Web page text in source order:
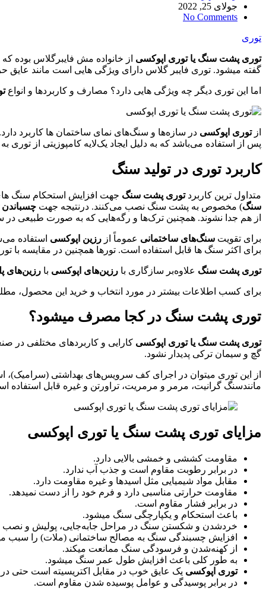
جولای 25, 2022
No Comments
توری
توری پشت سنگ یا توری اپوکسی از خانواده مش فایبرگلاس بوده
گفته میشود. توری فایبر گلاس دارای ویژگی هایی است مانند عایق
اما این توری دیگر چه ویژگی هایی دارد؟ مصارف و کاربردها و انواع
از توری اپوکسی در سازه‌ها و سنگ‌های نمای ساختمان ها کاربرد
پس‌ از استفاده می‌باشد که به دلیل ایجاد یک‌لایه کامپوزیتی از
کاربرد توری در تولید سنگ
متداول ترین کاربردتوری پشت سنگ جهت افزایش استحکام سنگ
سنگ) مخصوص به پشت سنگ نصب می‌کنند. درنتیجه جهت چسباندن
از هم جدا نشوند. همچنین ترک‌ها و رگه‌هایی که به صورت طبیعی در
برای تقویت سنگ‌های ساختمانی عموماً از رزین اپوکسی استفاده
برای اکثر سنگ ها قابل استفاده است. تورها همچنین در مقایسه
توری پشت سنگ علاوه‌بر سازگاری با رزین‌های اپوکسی با رزین‌های
برای کسب اطلاعات بیشتر در مورد انتخاب و خرید این محصول،
توری پشت سنگ در کجا مصرف میشود؟
توری پشت سنگ یا توری اپوکسی کارایی و کاربردهای مختلفی در
گچ و سیمان ترکی پدیدار نشود.
از این توری‌ میتوان در اجرای کف سرویس‌های بهداشتی (سرامیک)،
مانندسنگ گرانیت، مرمر و مرمریت، تراورتن و غیره قابل استفاده
مزایای توری پشت سنگ یا توری اپوکسی
مقاومت کششی و خمشی بالایی دارد.
در برابر رطوبت مقاوم است و جذب آب ندارد.
مقابل مواد شیمیایی مثل اسیدها و غیره مقاومت دارد.
مقاومت حرارتی مناسبی دارد و فرم خود را از دست نمیدهد.
در برابر فشار مقاوم است.
باعث استحکام و یکپارچگی سنگ میشود.
خردشدن و شکستن سنگ در مراحل جابه‌جایی، پولیش و نصب
افزایش چسبندگی سنگ به مصالح ساختمانی (ملات) را سبب
از کهنه‌شدن و فرسودگی سنگ ممانعت میکند.
به طور کلی باعث افزایش طول عمر سنگ میشود.
توری اپوکسی یک عایق خوب در مقابل اکتریسیته است حتی
در برابر پوسیدگی و عوامل پوسیده شدن مقاوم است.